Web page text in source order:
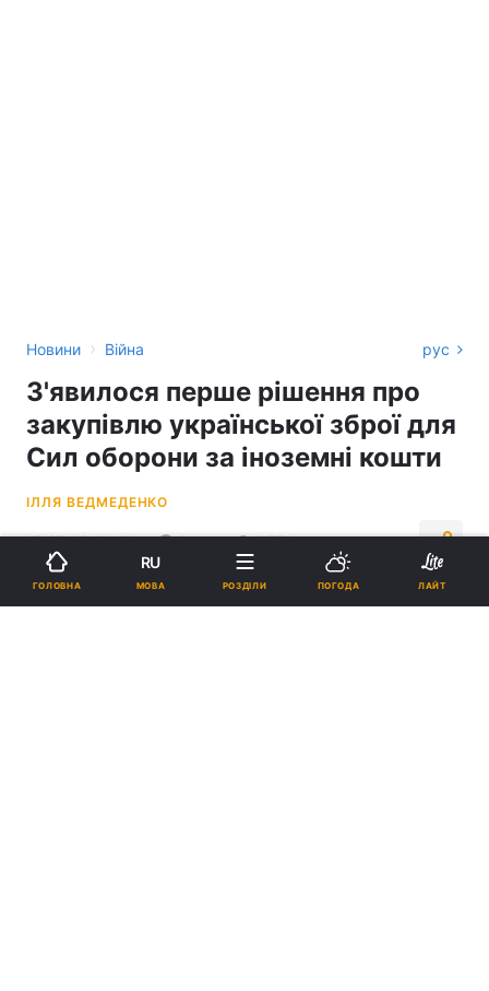
Новини › Війна рус
З'явилося перше рішення про
закупівлю української зброї для
Сил оборони за іноземні кошти
ІЛЛЯ ВЕДМЕДЕНКО
17:37, 18.04.24 2 хв. 9574
Підпишіться на нас в Google
ГОЛОВНА
RU
МОВА РОЗДІЛИ ПОГОДА ЛАЙТ